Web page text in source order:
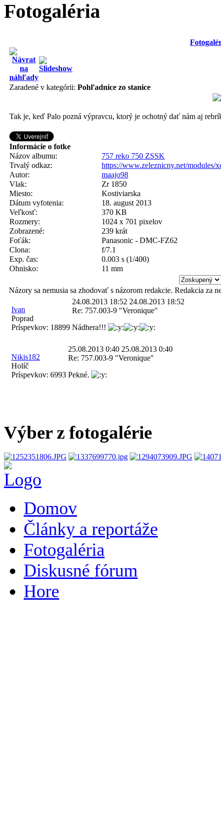
Fotogaléria
Zaradené v kategórii: Pohľadnice zo stanice
Tak je, keď Palo pozná výpravcu, ktorý je ochotný dať nám aj
Informácie o fotke
Názov albumu:
757 reko 750 ZSSK
Trvalý odkaz:
https://www.zeleznicny.net/modules/
Autor:
maajo98
Vlak:
Zr 1850
Miesto:
Kostiviarska
Dátum vyfotenia:
18. august 2013
Veľkosť:
370 KB
Rozmery:
1024 x 701 pixelov
Zobrazené:
239 krát
Foťák:
Panasonic - DMC-FZ62
Clona:
f/7.1
Exp. čas:
0.003 s (1/400)
Ohnisko:
11 mm
Názory sa nemusia sa zhodovať s názorom redakcie. Redakcia za
Ivan
Poprad
Príspevkov: 18899
24.08.2013 18:52 24.08.2013 18:52
Re: 757.003-9 "Veronique"
Nádhera!!!
Nikis182
Holíč
Príspevkov: 6993
25.08.2013 0:40 25.08.2013 0:40
Re: 757.003-9 "Veronique"
Pekné.
Výber z fotogalérie
Domov
Články a reportáže
Fotogaléria
Diskusné fórum
Hore